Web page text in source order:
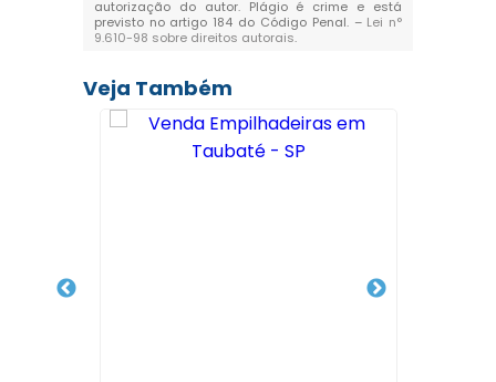
autorização do autor. Plágio é crime e está
previsto no artigo 184 do Código Penal. – Lei n°
9.610-98 sobre direitos autorais.
Veja Também